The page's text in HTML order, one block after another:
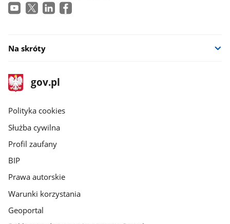
Na skróty
stopka
gov.pl
Strona
gov.pl
gov.pl
Polityka cookies
Służba cywilna
Profil zaufany
BIP
Prawa autorskie
Warunki korzystania
Geoportal